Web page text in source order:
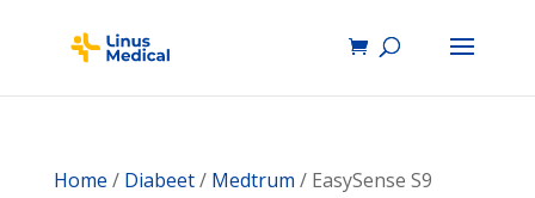
Home / Diabeet/ Medtrum / EasySense S9